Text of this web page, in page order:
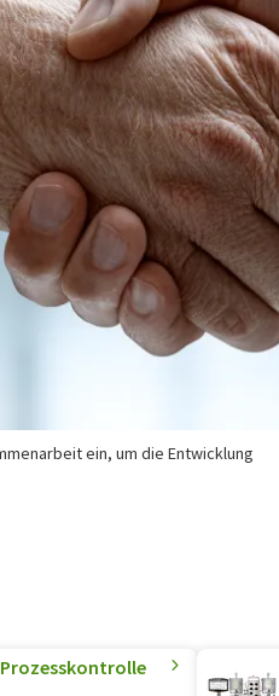
ein, um die Entwicklung